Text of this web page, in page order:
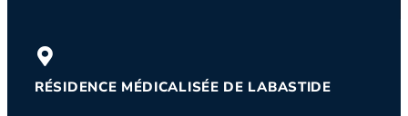
RÉSIDENCE MÉDICALISÉE DE LABASTIDE